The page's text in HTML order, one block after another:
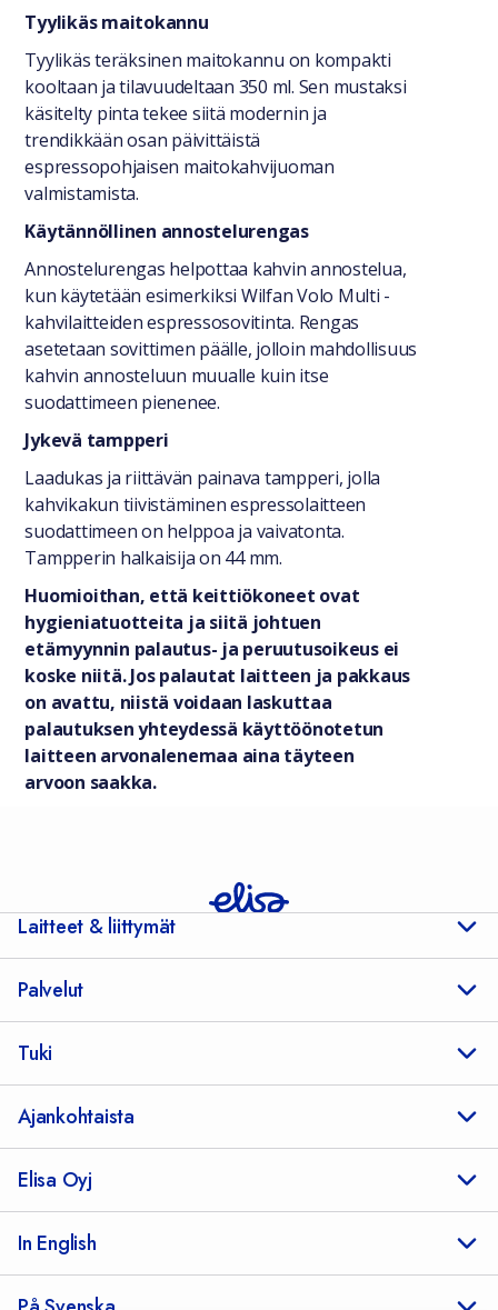
Tyylikäs maitokannu
Tyylikäs teräksinen maitokannu on kompakti
kooltaan ja tilavuudeltaan 350 ml. Sen mustaksi
käsitelty pinta tekee siitä modernin ja
trendikkään osan päivittäistä
espressopohjaisen maitokahvijuoman
valmistamista.
Käytännöllinen annostelurengas
Annostelurengas helpottaa kahvin annostelua,
kun käytetään esimerkiksi Wilfan Volo Multi -
kahvilaitteiden espressosovitinta. Rengas
asetetaan sovittimen päälle, jolloin mahdollisuus
kahvin annosteluun muualle kuin itse
suodattimeen pienenee.
Jykevä tampperi
Laadukas ja riittävän painava tampperi, jolla
kahvikakun tiivistäminen espressolaitteen
suodattimeen on helppoa ja vaivatonta.
Tampperin halkaisija on 44 mm.
Huomioithan, että keittiökoneet ovat
hygieniatuotteita ja siitä johtuen
etämyynnin palautus- ja peruutusoikeus ei
koske niitä. Jos palautat laitteen ja pakkaus
on avattu, niistä voidaan laskuttaa
palautuksen yhteydessä käyttöönotetun
laitteen arvonalenemaa aina täyteen
arvoon saakka.
Laitteet & liittymät
Palvelut
Tuki
Ajankohtaista
Elisa Oyj
In English